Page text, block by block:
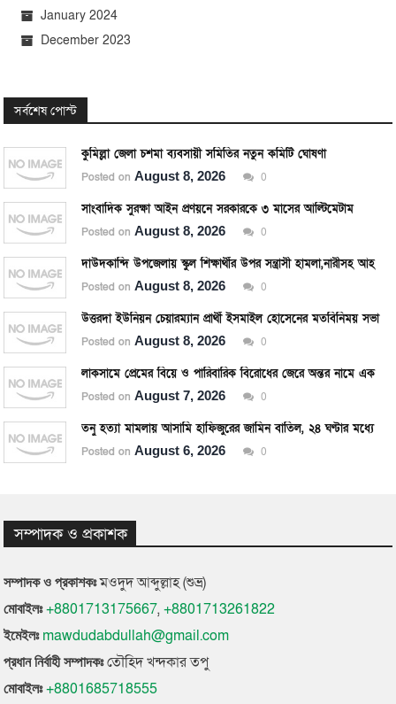
January 2024
December 2023
সর্বশেষ পোস্ট
কুমিল্লা জেলা চশমা ব্যবসায়ী সমিতির নতুন কমিটি ঘোষণা
Posted onAugust 8, 2026 0
সাংবাদিক সুরক্ষা আইন প্রণয়নে সরকারকে ৩ মাসের আল্টিমেটাম
Posted onAugust 8, 2026 0
দাউদকান্দি উপজেলায় স্কুল শিক্ষার্থীর উপর সন্ত্রাসী হামলা,নারীসহ আহত ৪
Posted onAugust 8, 2026 0
উত্তরদা ইউনিয়ন চেয়ারম্যান প্রার্থী ইসমাইল হোসেনের মতবিনিময় সভা
Posted onAugust 8, 2026 0
Posted onAugust 7, 2026 0
Posted onAugust 6, 2026 0
সম্পাদক ও প্রকাশক
সম্পাদক ও প্রকাশকঃমওদুদ আব্দুল্লাহ (শুভ্র)
মোবাইলঃ +8801713175667,+8801713261822
ইমেইলঃ mawdudabdullah@gmail.com
প্রধান নির্বাহী সম্পাদকঃতৌহিদ খন্দকার তপু
মোবাইলঃ +8801685718555